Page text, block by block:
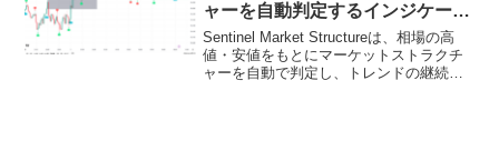
ャーを自動判定するインジケータ
ー
Sentinel Market Structureは、相場の高
値・安値をもとにマーケットストラクチ
ャーを自動で判定し、トレンドの継続や